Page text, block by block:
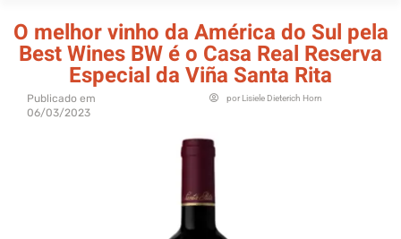
O melhor vinho da América do Sul pela
Best Wines BW é o Casa Real Reserva
Especial da Viña Santa Rita
Publicado em
06/03/2023
porLisiele Dieterich Horn